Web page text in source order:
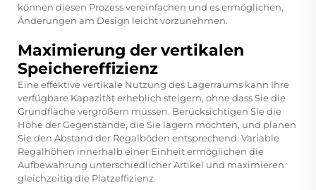
können diesen Prozess vereinfachen und es ermöglichen,
Änderungen am Design leicht vorzunehmen.
Maximierung der vertikalen
Speichereffizienz
Eine effektive vertikale Nutzung des Lagerraums kann Ihre
verfügbare Kapazität erheblich steigern, ohne dass Sie die
Grundfläche vergrößern müssen. Berücksichtigen Sie die
Höhe der Gegenstände, die Sie lagern möchten, und planen
Sie den Abstand der Regalböden entsprechend. Variable
Regalhöhen innerhalb einer Einheit ermöglichen die
Aufbewahrung unterschiedlicher Artikel und maximieren
gleichzeitig die Platzeffizienz.